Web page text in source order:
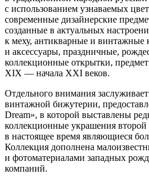
с использованием узнаваемых
современные дизайнерские
созданные в актуальных
к меху, антикварные и
и аксессуары, праздничные,
коллекционные открытки,
XIX — начала XXI веков.
Отдельного внимания
винтажной бижутерии,
Dream», в которой выставлены
коллекционные украшения
в настоящее время являющиеся
Коллекция дополнена
и фотоматериалами западных
компаний.